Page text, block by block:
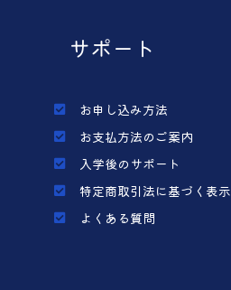
サポート
お申し込み方法
お支払方法のご案内
入学後のサポート
特定商取引法に基づく表示
よくある質問